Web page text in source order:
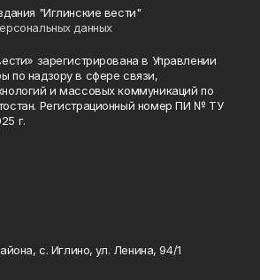
"Иглинские вести"
данных
зарегистрирована в Управлении
по надзору в сфере связи,
и массовых коммуникаций по
Регистрационный номер ПИ № ТУ
г.
с. Иглино, ул. Ленина, 94/1